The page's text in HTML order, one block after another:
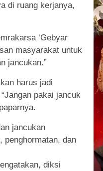
di ruang kerjanya,
‘Gebyar
masyarakat untuk
jancukan.”
harus jadi
pakai jancuk
jancukan
penghormatan, dan
diksi